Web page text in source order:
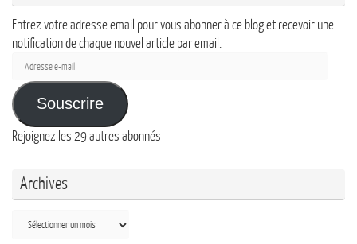
Entrez votre adresse email pour vous abonner à ce blog et recevoir une
notification de chaque nouvel article par email.
Adresse
mail
Souscrire
Rejoignez les 29 autres abonnés
Archives
Archives